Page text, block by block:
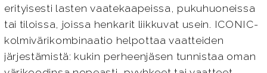
erityisesti lasten vaatekaapeissa, pukuhuoneissa
tai tiloissa, joissa henkarit liikkuvat usein. ICONIC-
kolmivärikombinaatio helpottaa vaatteiden
järjestämistä: kukin perheenjäsen tunnistaa oman